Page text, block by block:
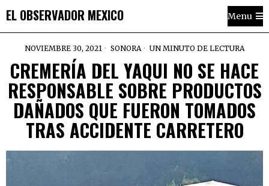
EL OBSERVADOR MEXICO Menu
NOVIEMBRE 30, 2021 SONORA UN MINUTO DE LECTURA
CREMERÍA DEL YAQUI NO SE HACE
RESPONSABLE SOBRE PRODUCTOS
DAÑADOS QUE FUERON TOMADOS
TRAS ACCIDENTE CARRETERO